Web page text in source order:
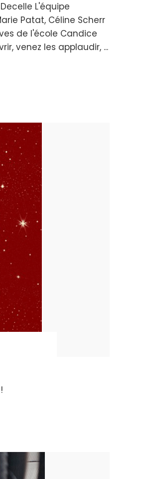
L'équipe
Patat, Céline Scherr
de l'école Candice
venez les applaudir, ...
!